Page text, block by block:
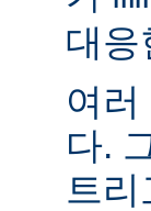
대응
여
다.
트리